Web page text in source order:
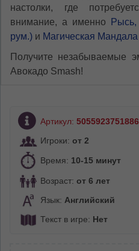
настолки, где
внимание, а именно
рум.) и Магическая
Получите незабываемые
Авокадо Smash!
Артикул: 5055923751886
Игроки: от 2
Время: 10-15 минут
Возраст: от 6 лет
Язык: Английский
Текст в игре: Нет